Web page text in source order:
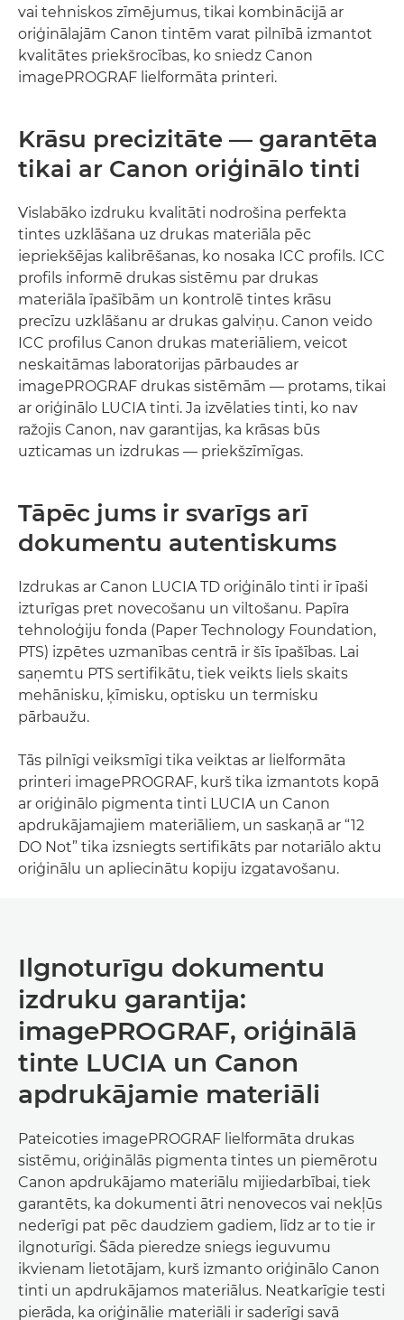
vai tehniskos zīmējumus, tikai kombinācijā ar
oriģinālajām Canon tintēm varat pilnībā izmantot
kvalitātes priekšrocības, ko sniedz Canon
imagePROGRAF lielformāta printeri.
Krāsu precizitāte — garantēta
tikai ar Canon oriģinālo tinti
Vislabāko izdruku kvalitāti nodrošina perfekta
tintes uzklāšana uz drukas materiāla pēc
iepriekšējas kalibrēšanas, ko nosaka ICC profils. ICC
profils informē drukas sistēmu par drukas
materiāla īpašībām un kontrolē tintes krāsu
precīzu uzklāšanu ar drukas galviņu. Canon veido
ICC profilus Canon drukas materiāliem, veicot
neskaitāmas laboratorijas pārbaudes ar
imagePROGRAF drukas sistēmām — protams, tikai
ar oriģinālo LUCIA tinti. Ja izvēlaties tinti, ko nav
ražojis Canon, nav garantijas, ka krāsas būs
uzticamas un izdrukas — priekšzīmīgas.
Tāpēc jums ir svarīgs arī
dokumentu autentiskums
Izdrukas ar Canon LUCIA TD oriģinālo tinti ir īpaši
izturīgas pret novecošanu un viltošanu. Papīra
tehnoloģiju fonda (Paper Technology Foundation,
PTS) izpētes uzmanības centrā ir šīs īpašības. Lai
saņemtu PTS sertifikātu, tiek veikts liels skaits
mehānisku, ķīmisku, optisku un termisku
pārbaužu.
Tās pilnīgi veiksmīgi tika veiktas ar lielformāta
printeri imagePROGRAF, kurš tika izmantots kopā
ar oriģinālo pigmenta tinti LUCIA un Canon
apdrukājamajiem materiāliem, un saskaņā ar “12
DO Not” tika izsniegts sertifikāts par notariālo aktu
oriģinālu un apliecinātu kopiju izgatavošanu.
Ilgnoturīgu dokumentu
izdruku garantija:
imagePROGRAF, oriģinālā
tinte LUCIA un Canon
apdrukājamie materiāli
Pateicoties imagePROGRAF lielformāta drukas
sistēmu, oriģinālās pigmenta tintes un piemērotu
Canon apdrukājamo materiālu mijiedarbībai, tiek
garantēts, ka dokumenti ātri nenovecos vai nekļūs
nederīgi pat pēc daudziem gadiem, līdz ar to tie ir
ilgnoturīgi. Šāda pieredze sniegs ieguvumu
ikvienam lietotājam, kurš izmanto oriģinālo Canon
tinti un apdrukājamos materiālus. Neatkarīgie testi
pierāda, ka oriģinālie materiāli ir saderīgi savā